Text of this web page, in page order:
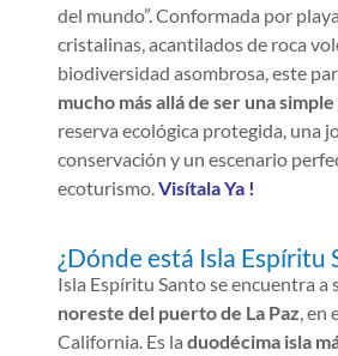
del mundo”. Conformada por
cristalinas, acantilados de roca
biodiversidad asombrosa, este
mucho más allá de ser una simple
reserva ecológica protegida, una
conservación y un escenario
ecoturismo.Visítala Ya !
¿Dónde está Isla Espíritu
Isla Espíritu Santo se encuentra a
noreste del puerto de La Paz ,
California. Es la duodécima isla